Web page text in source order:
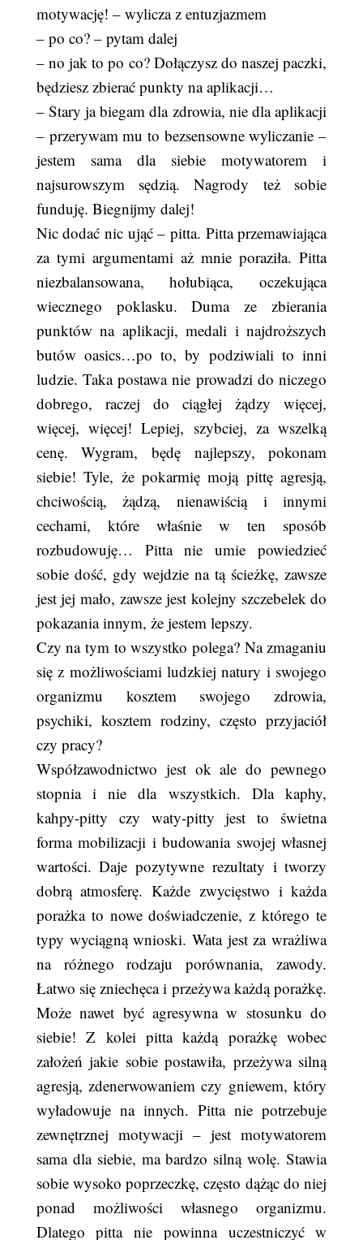
motywację! – wylicza z entuzjazmem
– po co? – pytam dalej
– no jak to po co? Dołączysz do naszej paczki,
będziesz zbierać punkty na aplikacji…
– Stary ja biegam dla zdrowia, nie dla aplikacji
– przerywam mu to bezsensowne wyliczanie –
jestem sama dla siebie motywatorem i
najsurowszym sędzią. Nagrody też sobie
funduję. Biegnijmy dalej!
Nic dodać nic ująć – pitta. Pitta przemawiająca
za tymi argumentami aż mnie poraziła. Pitta
niezbalansowana, hołubiąca, oczekująca
wiecznego poklasku. Duma ze zbierania
punktów na aplikacji, medali i najdroższych
butów oasics…po to, by podziwiali to inni
ludzie. Taka postawa nie prowadzi do niczego
dobrego, raczej do ciągłej żądzy więcej,
więcej, więcej! Lepiej, szybciej, za wszelką
cenę. Wygram, będę najlepszy, pokonam
siebie! Tyle, że pokarmię moją pittę agresją,
chciwością, żądzą, nienawiścią i innymi
cechami, które właśnie w ten sposób
rozbudowuję… Pitta nie umie powiedzieć
sobie dość, gdy wejdzie na tą ścieżkę, zawsze
jest jej mało, zawsze jest kolejny szczebelek do
pokazania innym, że jestem lepszy.
Czy na tym to wszystko polega? Na zmaganiu
się z możliwościami ludzkiej natury i swojego
organizmu kosztem swojego zdrowia,
psychiki, kosztem rodziny, często przyjaciół
czy pracy?
Współzawodnictwo jest ok ale do pewnego
stopnia i nie dla wszystkich. Dla kaphy,
kahpy-pitty czy waty-pitty jest to świetna
forma mobilizacji i budowania swojej własnej
wartości. Daje pozytywne rezultaty i tworzy
dobrą atmosferę. Każde zwycięstwo i każda
porażka to nowe doświadczenie, z którego te
typy wyciągną wnioski. Wata jest za wrażliwa
na różnego rodzaju porównania, zawody.
Łatwo się zniechęca i przeżywa każdą porażkę.
Może nawet być agresywna w stosunku do
siebie! Z kolei pitta każdą porażkę wobec
założeń jakie sobie postawiła, przeżywa silną
agresją, zdenerwowaniem czy gniewem, który
wyładowuje na innych. Pitta nie potrzebuje
zewnętrznej motywacji – jest motywatorem
sama dla siebie, ma bardzo silną wolę. Stawia
sobie wysoko poprzeczkę, często dążąc do niej
ponad możliwości własnego organizmu.
Dlatego pitta nie powinna uczestniczyć w